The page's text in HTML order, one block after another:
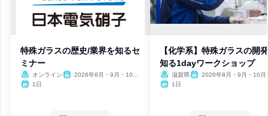
特殊ガラスの歴史/業界を知るセ
ミナー
オンライン
2026年8月・9月・10
1日
【化学系】特殊ガラスの開
知る1dayワークショップ
滋賀県
2026年8月・9月・10月
1日